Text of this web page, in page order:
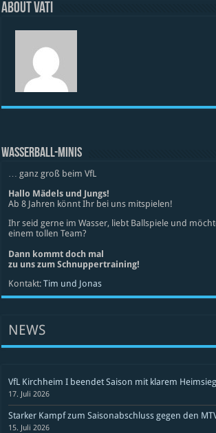
About vati
WASSERBALL-MINIS
… ganz groß beim VfL
Hallo Mädels und Jungs!
Ab 8 Jahren könnt Ihr bei uns mitspielen!
Ihr seid gerne im Wasser, liebt Ballspiele und
einem tollen Team?
Dann kommt doch mal
zu uns zum Schnuppertraining!
Kontakt:Tim und Jonas
NEWS
VfL Kirchheim I beendet Saison mit klarem Heimsieg
17. Juli 2026
Starker Kampf zum Saisonabschluss gegen den
15. Juli 2026